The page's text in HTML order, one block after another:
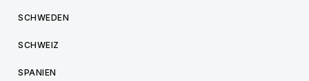
SCHWEDEN
SCHWEIZ
SPANIEN